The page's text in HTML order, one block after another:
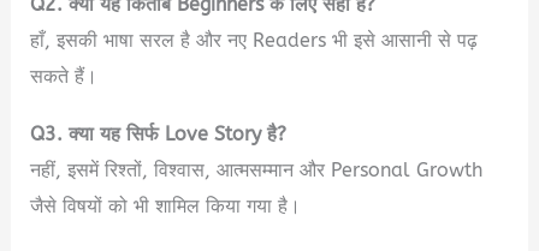
हाँ, इसकी भाषा सरल है और नए Readers भी इसे आसानी से पढ़
सकते हैं।
Q3. क्या यह सिर्फ Love Story है?
नहीं, इसमें रिश्तों, विश्वास, आत्मसम्मान और Personal Growth
जैसे विषयों को भी शामिल किया गया है।